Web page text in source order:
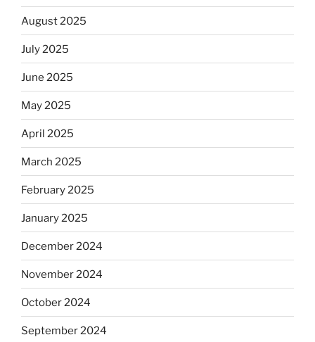
August 2025
July 2025
June 2025
May 2025
April 2025
March 2025
February 2025
January 2025
December 2024
November 2024
October 2024
September 2024